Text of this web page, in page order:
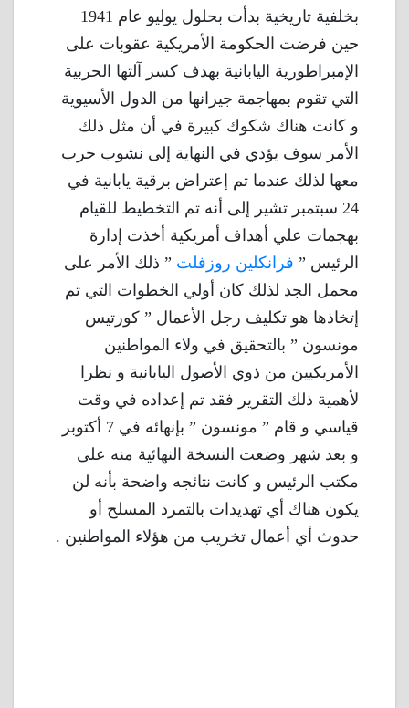
بخلفية تاريخية بدأت بحلول يوليو عام 1941
حين فرضت الحكومة الأمريكية عقوبات على
الإمبراطورية اليابانية بهدف كسر آلتها الحربية
التي تقوم بمهاجمة جيرانها من الدول الأسيوية
و كانت هناك شكوك كبيرة في أن مثل ذلك
الأمر سوف يؤدي في النهاية إلى نشوب حرب
معها لذلك عندما تم إعتراض برقية يابانية في
24 سبتمبر تشير إلى أنه تم التخطيط للقيام
بهجمات علي أهداف أمريكية أخذت إدارة
الرئيس ” فرانكلين روزفلت ” ذلك الأمر على
محمل الجد لذلك كان أولي الخطوات التي تم
إتخاذها هو تكليف رجل الأعمال ” كورتيس
مونسون ” بالتحقيق في ولاء المواطنين
الأمريكيين من ذوي الأصول اليابانية و نظرا
لأهمية ذلك التقرير فقد تم إعداده في وقت
قياسي و قام ” مونسون ” بإنهائه في 7 أكتوبر
و بعد شهر وضعت النسخة النهائية منه على
مكتب الرئيس و كانت نتائجه واضحة بأنه لن
يكون هناك أي تهديدات بالتمرد المسلح أو
حدوث أي أعمال تخريب من هؤلاء المواطنين .